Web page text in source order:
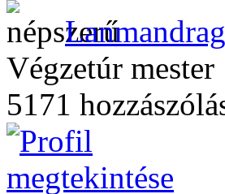
Végzetúr mester
5171